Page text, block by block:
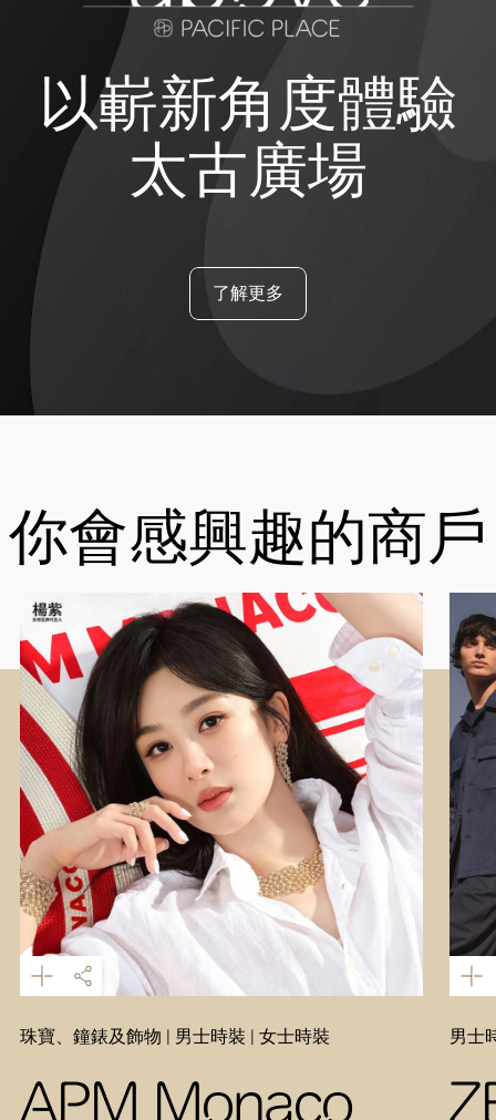
以嶄新角度體驗
太古廣場
了解更多
你會感興趣的商戶
珠寶、鐘錶及飾物 | 男士時裝 | 女士時裝
APM Monaco
男士